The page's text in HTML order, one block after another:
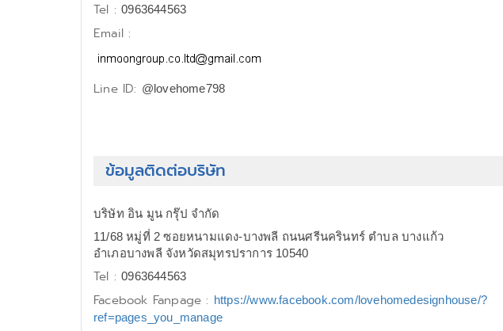
Tel :0963644563
Email :
Line ID: @lovehome798
ข้อมูลติดต่อบริษัท
บริษัท อิน มูน กรุ๊ป จำกัด
11/68 หมู่ที่ 2 ซอยหนามแดง-บางพลี ถนนศรีนครินทร์ ตำบล บางแก้ว
อำเภอบางพลี จังหวัดสมุทรปราการ 10540
Tel :0963644563
Facebook Fanpage : https://www.facebook.com/lovehomedesignhouse/?
ref=pages_you_manage